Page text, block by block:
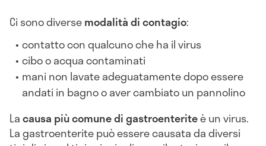
Ci sono diversemodalità di contagio:
contatto con qualcuno che ha il virus
cibo o acqua contaminati
mani non lavate adeguatamente dopo essere
andati in bagno o aver cambiato un pannolino
Lacausa più comune di gastroenteriteè un virus.
La gastroenterite può essere causata da diversi